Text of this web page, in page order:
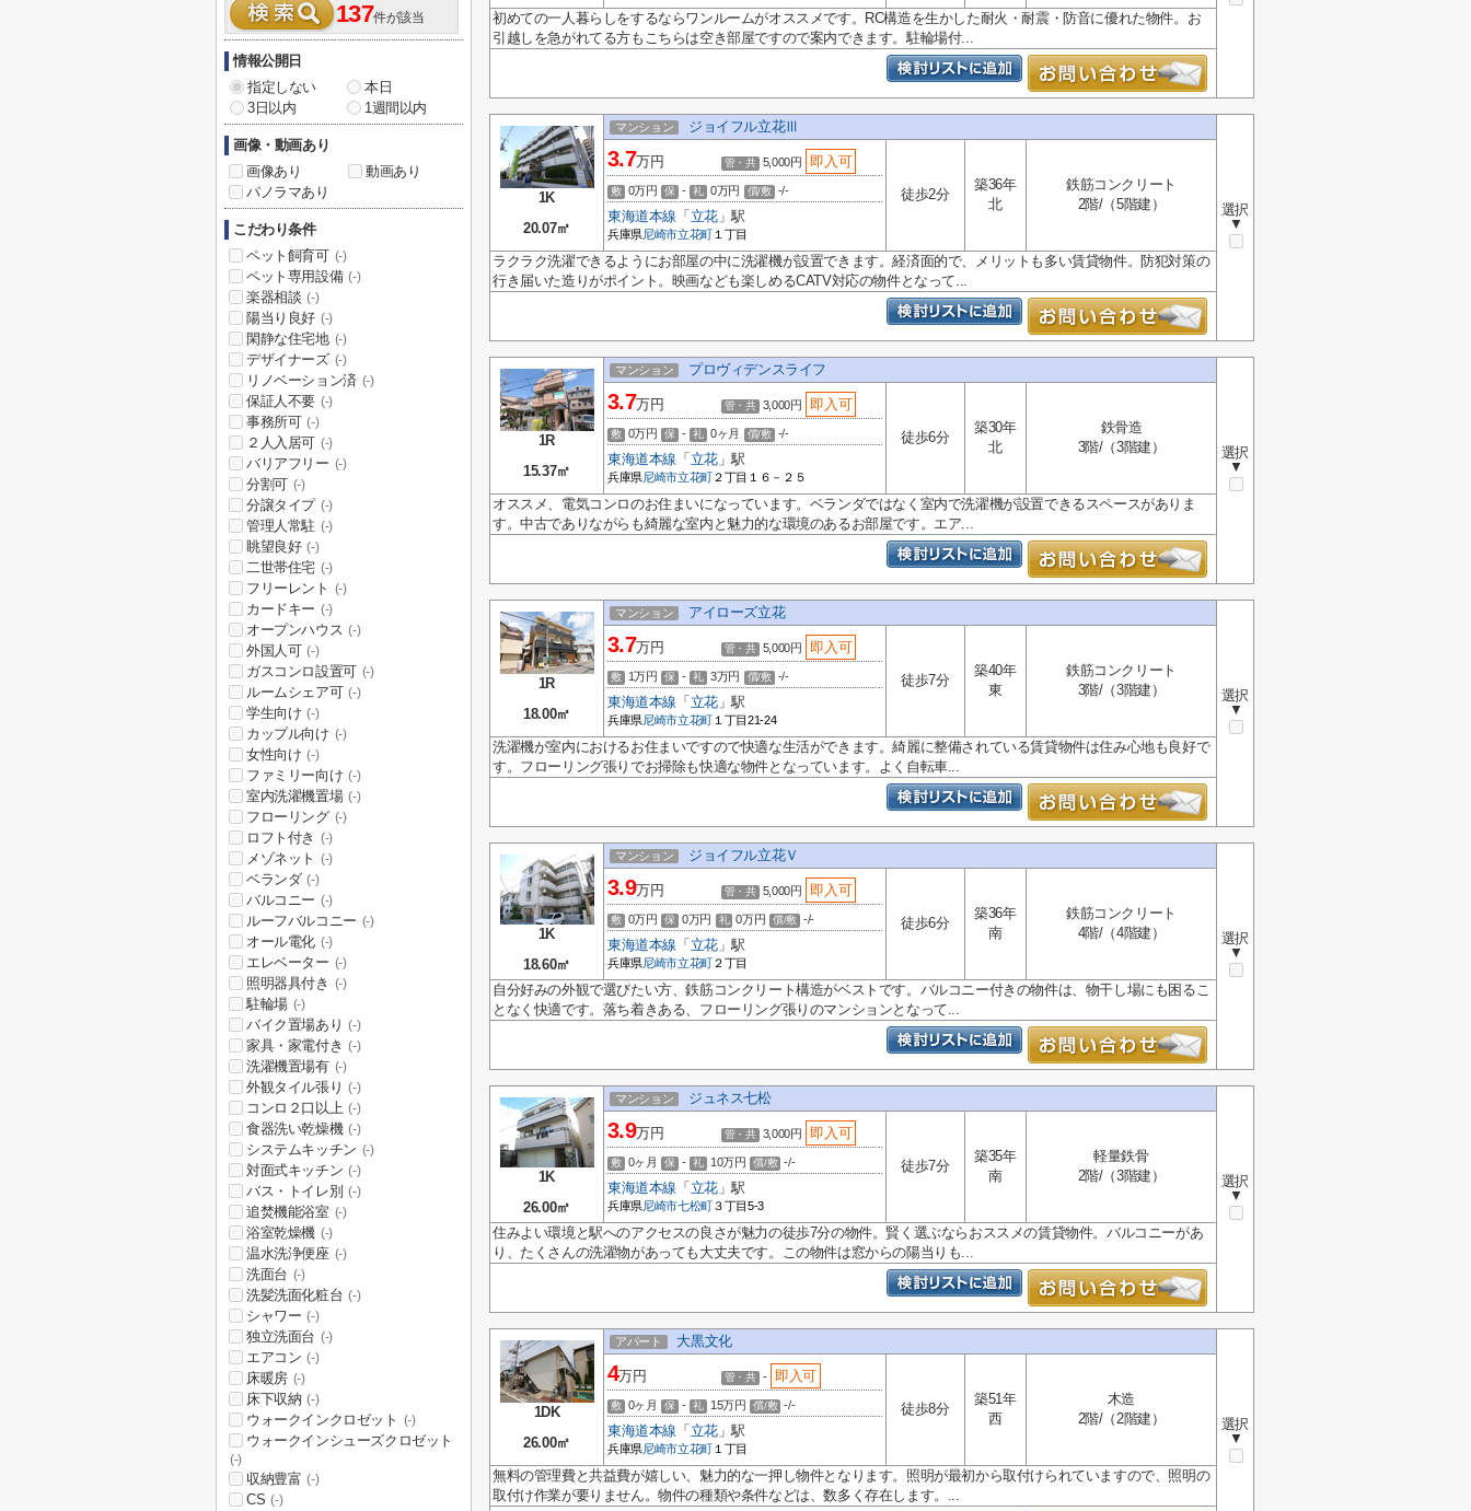
初めての一人暮らしをするならワンルームがオススメです。RC構造を生かした耐火・耐震・防音に優れた物件。お
引越しを急がれてる方もこちらは空き部屋ですので案内できます。駐輪場付...
1K
20.07㎡
マンション ジョイフル立花Ⅲ
選択
▼
3.7万円 管・共 5,000円 即入可
敷 0万円 保 - 礼 0万円 償/敷 -/-
東海道本線 「 立花」駅
兵庫県尼崎市立花町 １丁目
徒歩2分
築36年
北
鉄筋コンクリート
2階/（5階建）
ラクラク洗濯できるようにお部屋の中に洗濯機が設置できます。経済面的で、メリットも多い賃貸物件。防犯対策の
行き届いた造りがポイント。映画なども楽しめるCATV対応の物件となって...
1R
15.37㎡
マンション プロヴィデンスライフ
選択
▼
3.7万円 管・共 3,000円 即入可
敷 0万円 保 - 礼 0ヶ月 償/敷 -/-
東海道本線 「 立花」駅
兵庫県尼崎市立花町 ２丁目１６－２５
徒歩6分
築30年
北
鉄骨造
3階/（3階建）
オススメ、電気コンロのお住まいになっています。ベランダではなく室内で洗濯機が設置できるスペースがありま
す。中古でありながらも綺麗な室内と魅力的な環境のあるお部屋です。エア...
1R
18.00㎡
マンション アイローズ立花
選択
▼
3.7万円 管・共 5,000円 即入可
敷 1万円 保 - 礼 3万円 償/敷 -/-
東海道本線 「 立花」駅
兵庫県尼崎市立花町 １丁目21-24
徒歩7分
築40年
東
鉄筋コンクリート
3階/（3階建）
洗濯機が室内におけるお住まいですので快適な生活ができます。綺麗に整備されている賃貸物件は住み心地も良好で
す。フローリング張りでお掃除も快適な物件となっています。よく自転車...
1K
18.60㎡
マンション ジョイフル立花Ｖ
選択
▼
3.9万円 管・共 5,000円 即入可
敷 0万円 保 0万円 礼 0万円 償/敷 -/-
東海道本線 「 立花」駅
兵庫県尼崎市立花町 ２丁目
徒歩6分
築36年
南
鉄筋コンクリート
4階/（4階建）
自分好みの外観で選びたい方、鉄筋コンクリート構造がベストです。バルコニー付きの物件は、物干し場にも困るこ
となく快適です。落ち着きある、フローリング張りのマンションとなって...
1K
26.00㎡
マンション ジュネス七松
選択
▼
3.9万円 管・共 3,000円 即入可
敷 0ヶ月 保 - 礼 10万円 償/敷 -/-
東海道本線 「 立花」駅
兵庫県尼崎市七松町 ３丁目5-3
徒歩7分
築35年
南
軽量鉄骨
2階/（3階建）
住みよい環境と駅へのアクセスの良さが魅力の徒歩7分の物件。賢く選ぶならおススメの賃貸物件。バルコニーがあ
り、たくさんの洗濯物があっても大丈夫です。この物件は窓からの陽当りも...
1DK
26.00㎡
アパート 大黒文化
選択
▼
4万円 管・共 - 即入可
敷 0ヶ月 保 - 礼 15万円 償/敷 -/-
東海道本線 「 立花」駅
兵庫県尼崎市立花町 １丁目
徒歩8分
築51年
西
木造
2階/（2階建）
無料の管理費と共益費が嬉しい、魅力的な一押し物件となります。照明が最初から取付けられていますので、照明の
取付け作業が要りません。物件の種類や条件などは、数多く存在します。...
137件が該当
情報公開日
指定しない
本日
3日以内
1週間以内
画像・動画あり
画像あり
動画あり
パノラマあり
こだわり条件
ペット飼育可 (-)
ペット専用設備 (-)
楽器相談 (-)
陽当り良好 (-)
閑静な住宅地 (-)
デザイナーズ (-)
リノベーション済 (-)
保証人不要 (-)
事務所可 (-)
２人入居可 (-)
バリアフリー (-)
分割可 (-)
分譲タイプ (-)
管理人常駐 (-)
眺望良好 (-)
二世帯住宅 (-)
フリーレント (-)
カードキー (-)
オープンハウス (-)
外国人可 (-)
ガスコンロ設置可 (-)
ルームシェア可 (-)
学生向け (-)
カップル向け (-)
女性向け (-)
ファミリー向け (-)
室内洗濯機置場 (-)
フローリング (-)
ロフト付き (-)
メゾネット (-)
ベランダ (-)
バルコニー (-)
ルーフバルコニー (-)
オール電化 (-)
エレベーター (-)
照明器具付き (-)
駐輪場 (-)
バイク置場あり (-)
家具・家電付き (-)
洗濯機置場有 (-)
外観タイル張り (-)
コンロ２口以上 (-)
食器洗い乾燥機 (-)
システムキッチン (-)
対面式キッチン (-)
バス・トイレ別 (-)
追焚機能浴室 (-)
浴室乾燥機 (-)
温水洗浄便座 (-)
洗面台 (-)
洗髪洗面化粧台 (-)
シャワー (-)
独立洗面台 (-)
エアコン (-)
床暖房 (-)
床下収納 (-)
ウォークインクロゼット (-)
ウォークインシューズクロゼット
(-)
収納豊富 (-)
CS (-)